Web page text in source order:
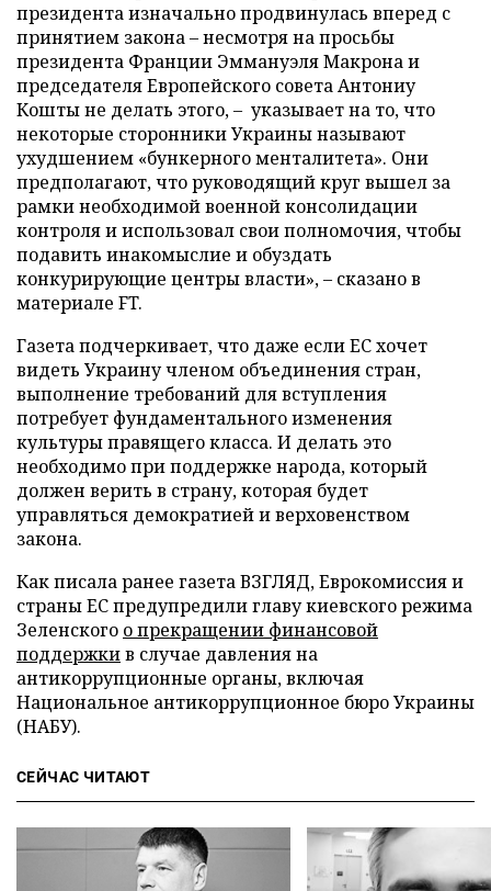
президента изначально продвинулась вперед с
принятием закона – несмотря на просьбы
президента Франции Эммануэля Макрона и
председателя Европейского совета Антониу
Кошты не делать этого, – указывает на то, что
некоторые сторонники Украины называют
ухудшением «бункерного менталитета». Они
предполагают, что руководящий круг вышел за
рамки необходимой военной консолидации
контроля и использовал свои полномочия, чтобы
подавить инакомыслие и обуздать
конкурирующие центры власти», – сказано в
материале FT.
Газета подчеркивает, что даже если ЕС хочет
видеть Украину членом объединения стран,
выполнение требований для вступления
потребует фундаментального изменения
культуры правящего класса. И делать это
необходимо при поддержке народа, который
должен верить в страну, которая будет
управляться демократией и верховенством
закона.
Как писала ранее газета ВЗГЛЯД, Еврокомиссия и
страны ЕС предупредили главу киевского режима
Зеленского о прекращении финансовой
поддержкив случае давления на
антикоррупционные органы, включая
Национальное антикоррупционное бюро Украины
(НАБУ).
СЕЙЧАС ЧИТАЮТ